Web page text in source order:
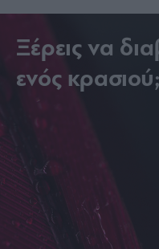
Ξέρεις να
ενός κρασιού;